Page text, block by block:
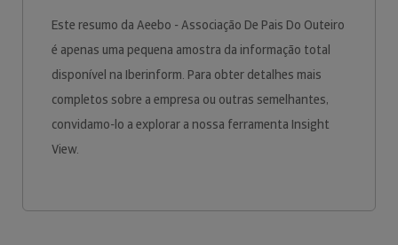
Este resumo da Aeebo - Associação De Pais Do Outeiro
é apenas uma pequena amostra da informação total
disponível na Iberinform. Para obter detalhes mais
completos sobre a empresa ou outras semelhantes,
convidamo-lo a explorar a nossa ferramenta Insight
View.